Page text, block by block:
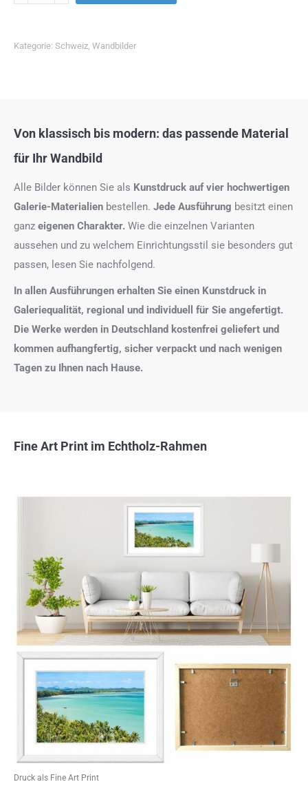
Kategorie: Schweiz Wandbilder
Von klassisch bis modern: das passende Material
für Ihr Wandbild
Alle Bilder können Sie als Kunstdruck auf vier hochwertigen
Galerie-Materialien bestellen. Jede Ausführung besitzt einen
ganz eigenen Charakter. Wie die einzelnen Varianten
aussehen und zu welchem Einrichtungsstil sie besonders gut
passen, lesen Sie nachfolgend.
In allen Ausführungen erhalten Sie einen Kunstdruck in
Galeriequalität, regional und individuell für Sie angefertigt.
Die Werke werden in Deutschland kostenfrei geliefert und
kommen aufhangfertig, sicher verpackt und nach wenigen
Tagen zu Ihnen nach Hause.
Fine Art Print im Echtholz-Rahmen
Druck als Fine Art Print